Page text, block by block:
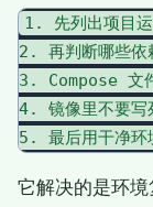
1. 先列出项目
2. 再判断哪些依
3. Compose 文
4. 镜像里不要写
它解决的是环